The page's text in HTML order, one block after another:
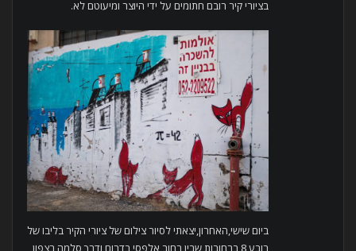
בציורי קיר רובם חתומים על ידי היוצר ומיעוטם לא.
ביום שישי,האחרון,יצאתי לסיור צילום של ציורי הקיר בליבו של
רובע 8 ברחובות שבין רחוב אלפסי בדרום ודרך סלמה בצפון